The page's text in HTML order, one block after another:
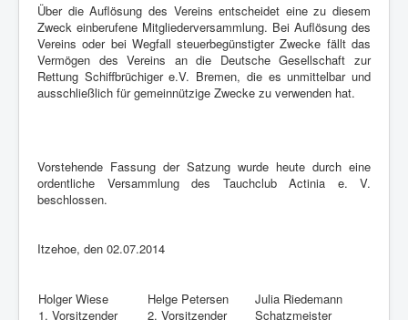
Über die Auflösung des Vereins entscheidet eine zu diesem
Zweck einberufene Mitgliederversammlung. Bei Auflösung des
Vereins oder bei Wegfall steuerbegünstigter Zwecke fällt das
Vermögen des Vereins an die Deutsche Gesellschaft zur
Rettung Schiffbrüchiger e.V. Bremen, die es unmittelbar und
ausschließlich für gemeinnützige Zwecke zu verwenden hat.
Vorstehende Fassung der Satzung wurde heute durch eine
ordentliche Versammlung des Tauchclub Actinia e. V.
beschlossen.
Itzehoe, den 02.07.2014
Holger Wiese
1. Vorsitzender
Helge Petersen
2. Vorsitzender
Julia Riedemann
Schatzmeister